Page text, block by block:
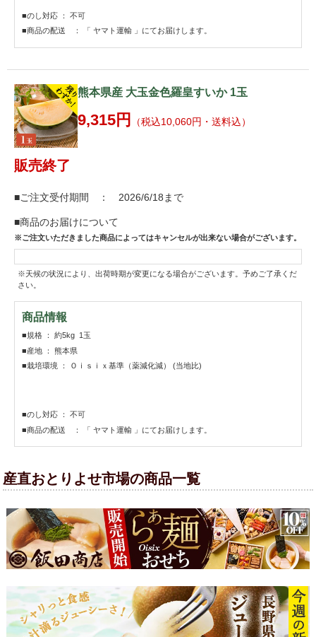
■のし対応 ： 不可
■商品の配送 ： 「 ヤマト運輸 」にてお届けします。
熊本県産 大玉金色羅皇すいか 1玉
9,315円 （税込10,060円・送料込）
販売終了
■ご注文受付期間 ： 2026/6/18まで
■商品のお届けについて
※ご注文いただきました商品によってはキャンセルが出来ない場合がございます。
※天候の状況により、出荷時期が変更になる場合がございます。予めご了承くだ
さい。
商品情報
■規格 ： 約5kg 1玉
■産地 ： 熊本県
■栽培環境 ： Ｏｉｓｉｘ基準（薬減化減） (当地比)
■のし対応 ： 不可
■商品の配送 ： 「 ヤマト運輸 」にてお届けします。
産直おとりよせ市場の商品一覧